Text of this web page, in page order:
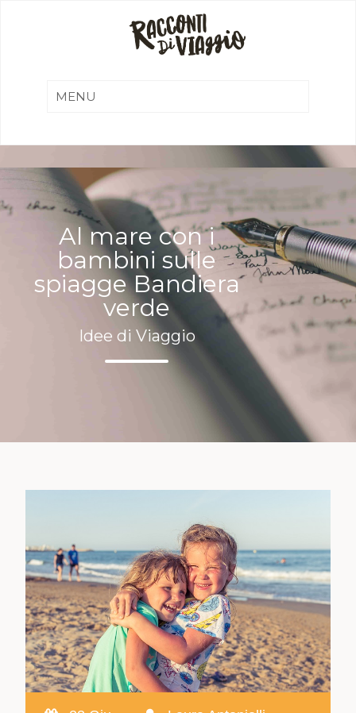
Al mare con i
bambini sulle
spiagge Bandiera
verde
Idee di Viaggio